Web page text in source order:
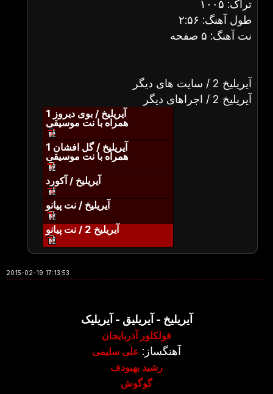
تراک: ۱۰۰۵
طول آهنگ: ۲:۵۶
نت آهنگ: ۵ صفحه
آیریلیخ 2 / سایت های دیگر
آیریلیخ 2 / اجراهای دیگر
آیریلیخ / بوی دیروز 1
همراه با نت موسیقی
آیریلیخ / گل افشان 1
همراه با نت موسیقی
آیریلیخ / آکورد
آیریلیخ / نت پیانو
آیریلیخ 2 / نت پیانو
2015-02-19 17:13:53
آیریلیخ - آیریلیق - آیریلیک
فولکلور آذربایجان
آهنگساز: علی سلیمی
رشید بهبودف
گوگوش